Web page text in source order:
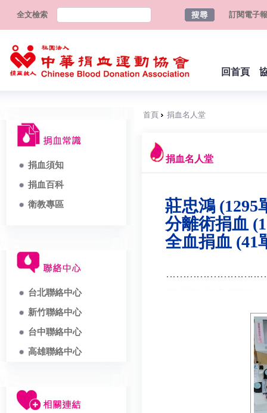
全文檢索 訂閱電子報
回首頁
捐血須知
捐血百科
衛教專區
台北聯絡中心
新竹聯絡中心
台中聯絡中心
高雄聯絡中心
首頁 捐血名人堂
捐血名人堂
莊忠鴻 (1295
分離術捐血
全血捐血 (41